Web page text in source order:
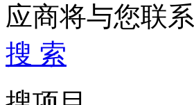
应商将与您联系
搜 索